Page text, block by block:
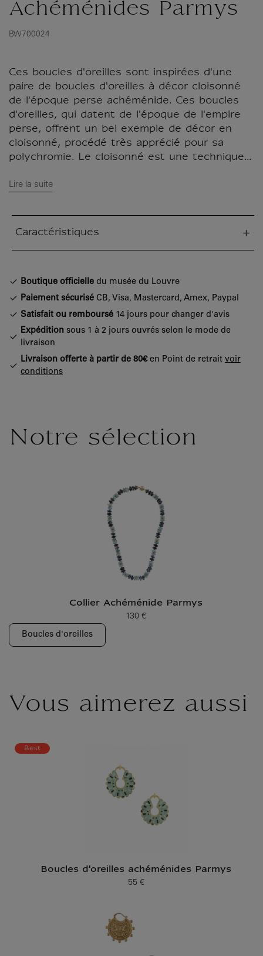
Achéménides Parmys
BW700024
Ces boucles d'oreilles sont inspirées d'une
paire de boucles d'oreilles à décor cloisonné
de l'époque perse achéménide. Ces boucles
d'oreilles, qui datent de l'époque de l'empire
perse, offrent un bel exemple de décor en
cloisonné, procédé très apprécié pour sa
polychromie. Le cloisonné est une technique...
Lire la suite
Caractéristiques
Boutique officielle du musée du Louvre
Paiement sécurisé CB, Visa, Mastercard, Amex, Paypal
Satisfait ou remboursé 14 jours pour changer d'avis
Expédition sous 1 à 2 jours ouvrés selon le mode de
livraison
Livraison offerte à partir de 80€en Point de retrait voir
conditions
Notre sélection
Collier Achéménide Parmys
Prix ​​actuel
130 €
Boucles d'oreilles
Vous aimerez aussi
Best
Boucles d'oreilles achéménides Parmys
Prix ​​actuel
55 €